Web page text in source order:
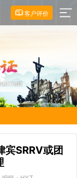
客户评价
宾SRRV或团